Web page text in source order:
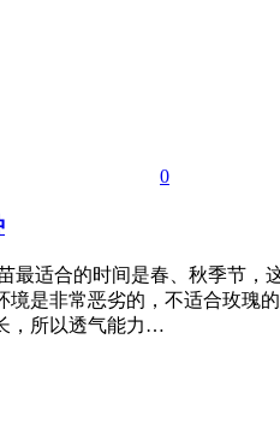
0
最适合的时间是春、秋季节
境是非常恶劣的，不适合玫瑰
，所以透气能力…